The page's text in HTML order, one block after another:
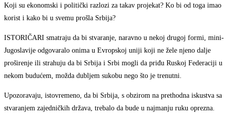
Koji su ekonomski i politički razlozi za takav projekat? Ko bi od toga imao
korist i kako bi u svemu prošla Srbija?
ISTORIČARI smatraju da bi stvaranje, naravno u nekoj drugoj formi, mini-
Jugoslavije odgovaralo onima u Evropskoj uniji koji ne žele njeno dalje
proširenje ili strahuju da bi Srbija i Srbi mogli da priđu Ruskoj Federaciji u
nekom budućem, možda dubljem sukobu nego što je trenutni.
Upozoravaju, istovremeno, da bi Srbija, s obzirom na prethodna iskustva sa
stvaranjem zajedničkih država, trebalo da bude u najmanju ruku oprezna.